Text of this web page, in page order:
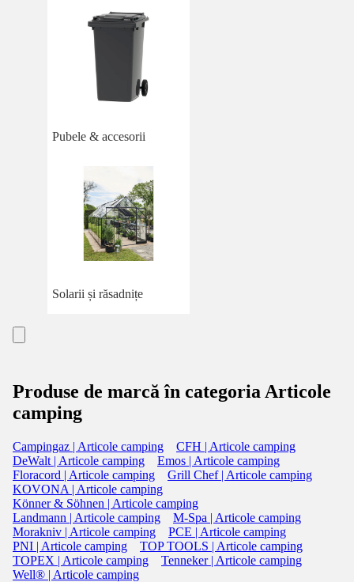
Pubele & accesorii
Solarii și răsadnițe
Produse de marcă în categoria Articole
camping
Campingaz | Articole camping
CFH | Articole camping
DeWalt | Articole camping
Emos | Articole camping
Floracord | Articole camping
Grill Chef | Articole camping
KOVONA | Articole camping
Könner & Söhnen | Articole camping
Landmann | Articole camping
M-Spa | Articole camping
Morakniv | Articole camping
PCE | Articole camping
PNI | Articole camping
TOP TOOLS | Articole camping
TOPEX | Articole camping
Tenneker | Articole camping
Well® | Articole camping